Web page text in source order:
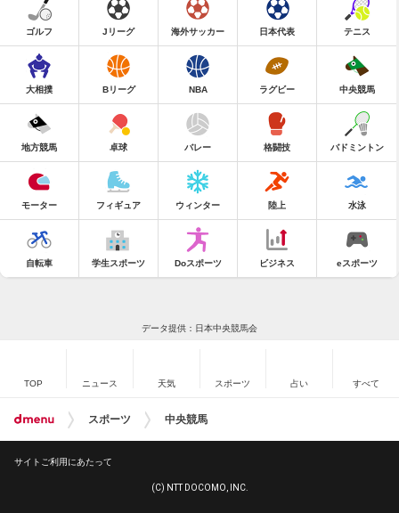
ゴルフ Jリーグ 海外サッカー 日本代表 テニス
大相撲 Bリーグ NBA ラグビー 中央競馬
地方競馬 卓球 バレー 格闘技 バドミントン
モーター フィギュア ウィンター 陸上 水泳
自転車 学生スポーツ Doスポーツ ビジネス eスポーツ
データ提供：日本中央競馬会
TOP ニュース 天気 スポーツ 占い すべて
スポーツ 中央競馬
サイトご利用にあたって
(C) NTT DOCOMO, INC.